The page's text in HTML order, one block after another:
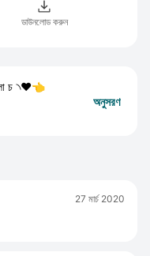
ডাউনলোড করুন
লা চ ৲❤️👈
অনুসরণ
27 মার্চ 2020